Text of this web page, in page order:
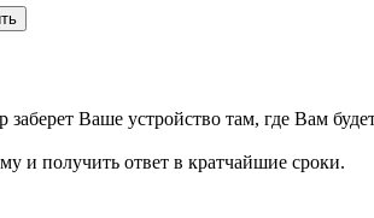
Ваше устройство там, где Вам
и получить ответ в кратчайшие сроки.